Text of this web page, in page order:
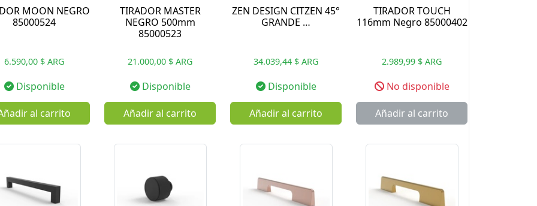
MOON NEGRO
85000524
6.590,00 $ ARG
Disponible
al carrito
TIRADOR MASTER
NEGRO 500mm
85000523
21.000,00 $ ARG
Disponible
Añadir al carrito
ZEN DESIGN CITZEN 45°
GRANDE …
34.039,44 $ ARG
Disponible
Añadir al carrito
TIRADOR TOUCH
116mm Negro 85000402
2.989,99 $ ARG
No disponible
Añadir al carrito